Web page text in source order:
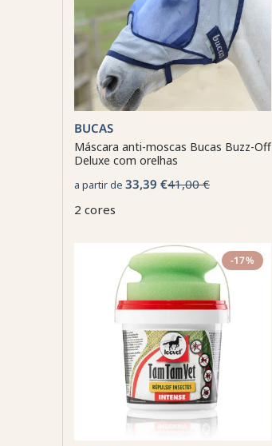
BUCAS
Máscara anti-moscas Bucas Buzz-Off
Deluxe com orelhas
a partir de 33,39 €41,00 €
2 cores
-17%